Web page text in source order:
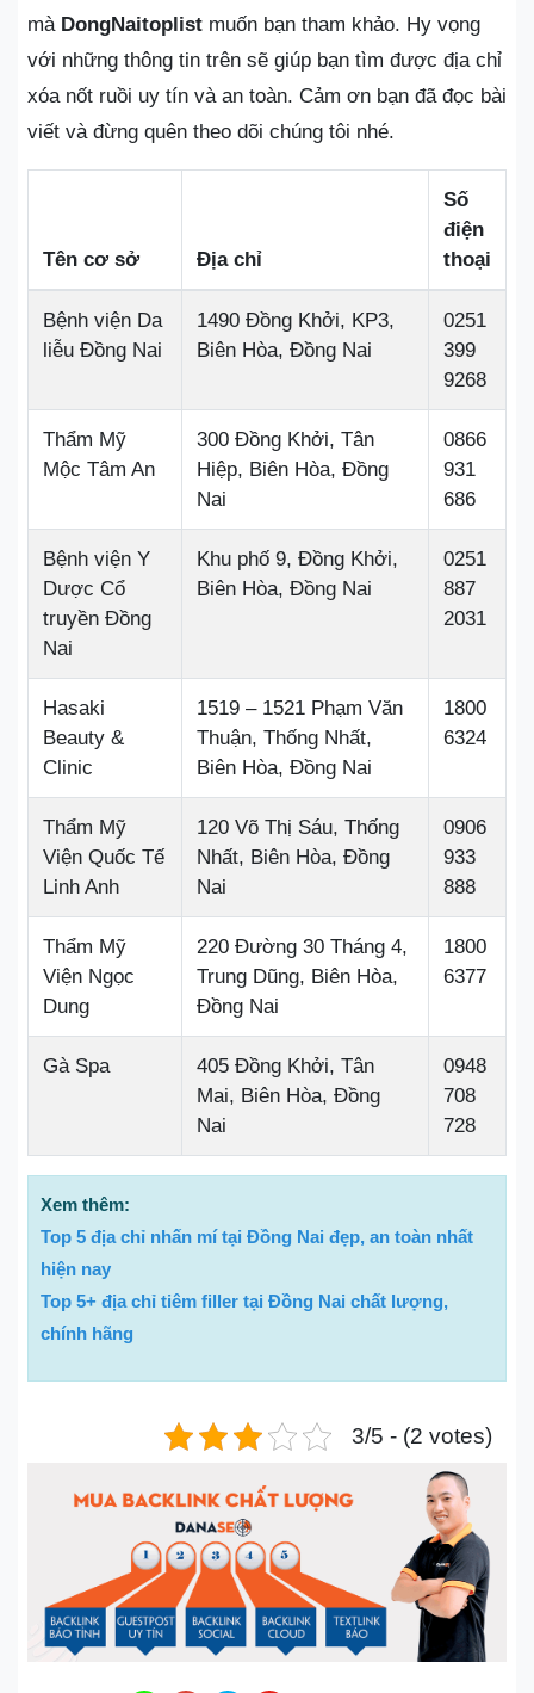
mà DongNaitoplist muốn bạn tham khảo. Hy vọng
với những thông tin trên sẽ giúp bạn tìm được địa chỉ
xóa nốt ruồi uy tín và an toàn. Cảm ơn bạn đã đọc bài
viết và đừng quên theo dõi chúng tôi nhé.
Tên cơ sở Địa chỉ
Số
điện
thoại
Bệnh viện Da
liễu Đồng Nai
1490 Đồng Khởi, KP3,
Biên Hòa, Đồng Nai
0251
399
9268
Thẩm Mỹ
Mộc Tâm An
300 Đồng Khởi, Tân
Hiệp, Biên Hòa, Đồng
Nai
0866
931
686
Bệnh viện Y
Dược Cổ
truyền Đồng
Nai
Khu phố 9, Đồng Khởi,
Biên Hòa, Đồng Nai
0251
887
2031
Hasaki
Beauty &
Clinic
1519 – 1521 Phạm Văn
Thuận, Thống Nhất,
Biên Hòa, Đồng Nai
1800
6324
Thẩm Mỹ
Viện Quốc Tế
Linh Anh
120 Võ Thị Sáu, Thống
Nhất, Biên Hòa, Đồng
Nai
0906
933
888
Thẩm Mỹ
Viện Ngọc
Dung
220 Đường 30 Tháng 4,
Trung Dũng, Biên Hòa,
Đồng Nai
1800
6377
Gà Spa
405 Đồng Khởi, Tân
Mai, Biên Hòa, Đồng
Nai
0948
708
728
Xem thêm:
Top 5 địa chỉ nhấn mí tại Đồng Nai đẹp, an toàn nhất
hiện nay
Top 5+ địa chỉ tiêm filler tại Đồng Nai chất lượng,
chính hãng
3/5 - (2 votes)